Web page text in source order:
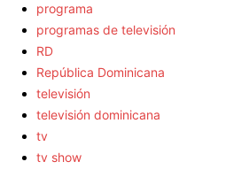
programa
programas de televisión
RD
República Dominicana
televisión
televisión dominicana
tv
tv show